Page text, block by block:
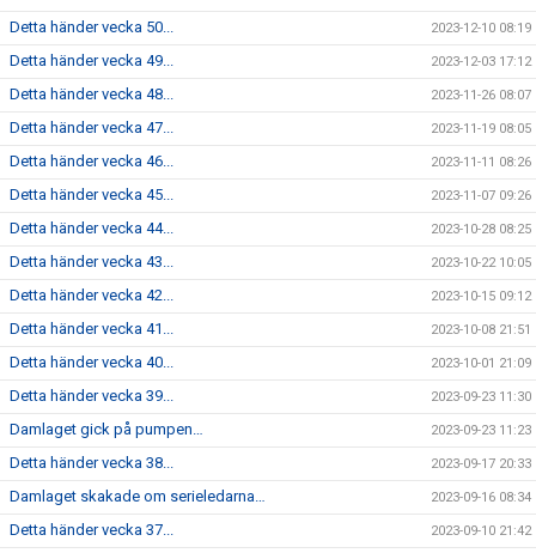
Detta händer vecka 50... 2023-12-10 08:19
Detta händer vecka 49... 2023-12-03 17:12
Detta händer vecka 48... 2023-11-26 08:07
Detta händer vecka 47... 2023-11-19 08:05
Detta händer vecka 46... 2023-11-11 08:26
Detta händer vecka 45... 2023-11-07 09:26
Detta händer vecka 44... 2023-10-28 08:25
Detta händer vecka 43... 2023-10-22 10:05
Detta händer vecka 42... 2023-10-15 09:12
Detta händer vecka 41... 2023-10-08 21:51
Detta händer vecka 40... 2023-10-01 21:09
Detta händer vecka 39... 2023-09-23 11:30
Damlaget gick på pumpen… 2023-09-23 11:23
Detta händer vecka 38... 2023-09-17 20:33
Damlaget skakade om serieledarna… 2023-09-16 08:34
Detta händer vecka 37... 2023-09-10 21:42